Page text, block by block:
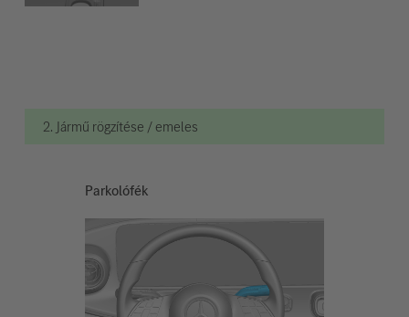
2. Jármű rögzítése / emeles
Parkolófék